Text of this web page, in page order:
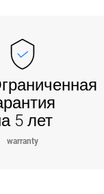
5 лет
warranty